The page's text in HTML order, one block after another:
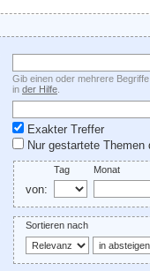
Gib einen oder mehrere
in der Hilfe
Exakter Treffer
Nur gestartete
von:
Tag Monat
Sortieren nach